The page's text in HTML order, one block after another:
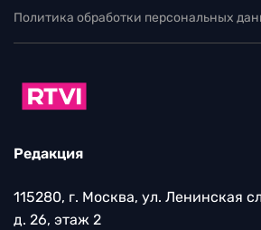
Политика обработки персональных
Редакция
115280, г. Москва, ул. Ленинская
д. 26, этаж 2